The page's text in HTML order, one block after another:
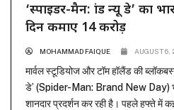
‘स्पाइडर-मैन: ब्रांड न्यू डे’ का
दिन कमाए 14 करोड़
MOHAMMAD FAIQUE AUGUST 6,
मार्वल स्टूडियोज और टॉम हॉलैंड की
डे’ (Spider-Man: Brand New Day)
शानदार प्रदर्शन कर रही है। पहले हफ्ते में